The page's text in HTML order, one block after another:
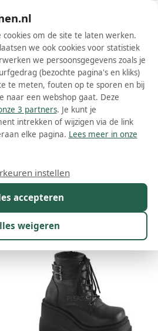
Wis filters Alle filters
laarzen
Kleur Prijs
om de site te laten werken.
we ook cookies voor statistiek
we persoonsgegevens zoals je
(bezochte pagina's en kliks)
te meten, fouten op te sporen en bij
naar een webshop gaat. Deze
3 partners. Je kunt je
intrekken of wijzigen via de link
elke pagina. Lees meer in onze
accepteren
weigeren
instellen